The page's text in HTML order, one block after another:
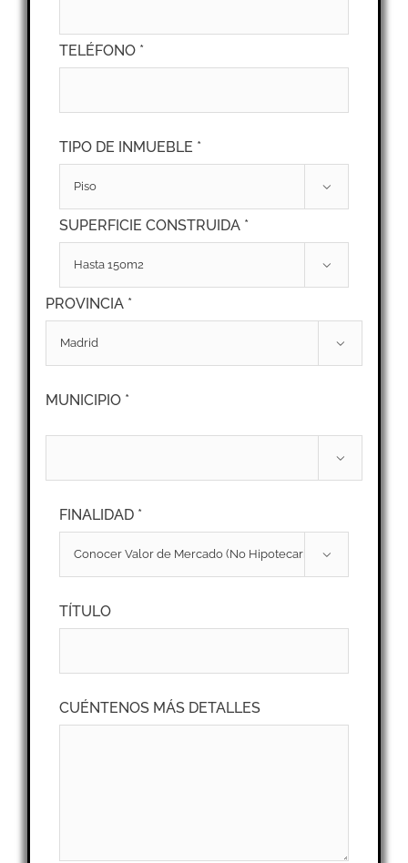
TELÉFONO *
TIPO DE INMUEBLE *

SUPERFICIE CONSTRUIDA *

PROVINCIA *

MUNICIPIO *

FINALIDAD *

TÍTULO
CUÉNTENOS MÁS DETALLES